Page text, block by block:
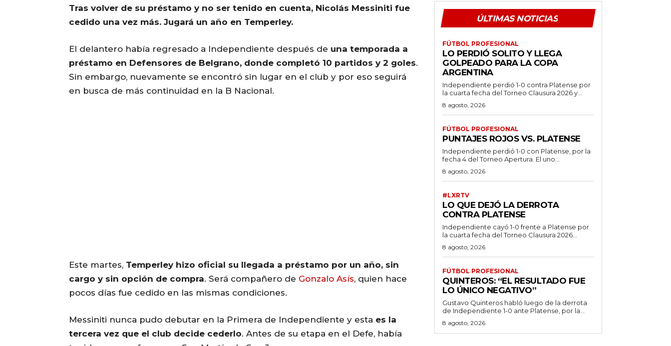
Tras volver de su préstamo y no ser tenido en cuenta, Nicolás Messiniti fue
cedido una vez más. Jugará un año en Temperley.
El delantero había regresado a Independiente después de una temporada a
préstamo en Defensores de Belgrano, donde completó 10 partidos y 2 goles.
Sin embargo, nuevamente se encontró sin lugar en el club y por eso seguirá
en busca de más continuidad en la B Nacional.
Este martes, Temperley hizo oficial su llegada a préstamo por un año, sin
cargo y sin opción de compra. Será compañero de Gonzalo Asís, quien hace
pocos días fue cedido en las mismas condiciones.
Messiniti nunca pudo debutar en la Primera de Independiente y esta es la
tercera vez que el club decide cederlo. Antes de su etapa en el Defe, había
ÚLTIMAS NOTICIAS
FÚTBOL PROFESIONAL
LO PERDIÓ SOLITO Y LLEGA
GOLPEADO PARA LA COPA
ARGENTINA
Independiente perdió 1-0 contra Platense por
la cuarta fecha del Torneo Clausura 2026 y...
8 agosto, 2026
FÚTBOL PROFESIONAL
PUNTAJES ROJOS VS. PLATENSE
Independiente perdió 1-0 con Platense, por la
fecha 4 del Torneo Apertura. El uno...
8 agosto, 2026
#LXRTV
LO QUE DEJÓ LA DERROTA
CONTRA PLATENSE
Independiente cayó 1-0 frente a Platense por
la cuarta fecha del Torneo Clausura 2026...
8 agosto, 2026
FÚTBOL PROFESIONAL
QUINTEROS: “EL RESULTADO FUE
LO ÚNICO NEGATIVO”
Gustavo Quinteros habló luego de la derrota
de Independiente 1-0 ante Platense, por la...
8 agosto, 2026